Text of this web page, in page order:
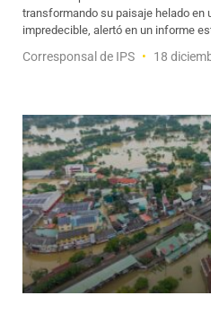
transformando su paisaje helado en
impredecible, alertó en un informe
Corresponsal de IPS 18